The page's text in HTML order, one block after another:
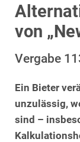
von
Vergabe
Ein Bieter
unzulässig,
sind –